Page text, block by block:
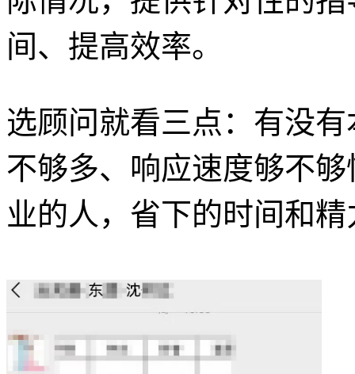
间、提高效率。
选顾问就看三点：有没
不够多、响应速度够不
业的人，省下的时间和